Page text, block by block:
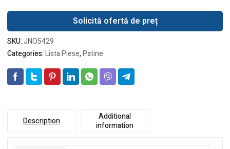
Solicită ofertă de preț
SKU:JNO5429
Categories:Lista Piese,Patine
Description
Additional
information